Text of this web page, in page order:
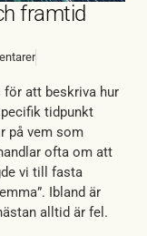
framtid
för att beskriva hur
tidpunkt
på vem som
ofta om att
vi till fasta
Ibland är
alltid är fel.